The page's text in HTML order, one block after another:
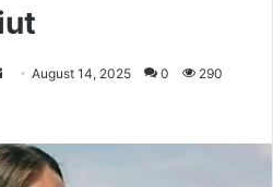
Send August 14, 2025 0 290